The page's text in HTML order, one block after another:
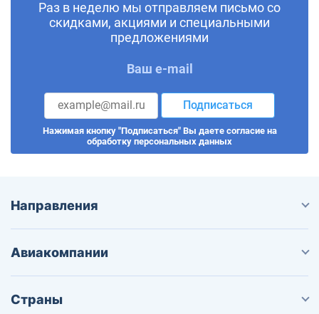
Раз в неделю мы отправляем письмо со
скидками, акциями и специальными
предложениями
Ваш e-mail
Подписаться
Нажимая кнопку "Подписаться" Вы даете согласие на
обработку персональных данных
Направления
Авиакомпании
Страны